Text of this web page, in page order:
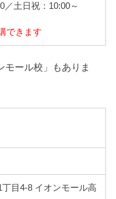
／土日祝：10:00～
できます
モール校」もありま
目4-8 イオンモール高